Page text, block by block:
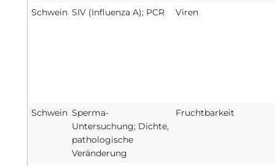
Schwein SIV (Influenza A); PCR Viren
Schwein Sperma-
Untersuchung; Dichte,
pathologische
Veränderung
Fruchtbarkeit